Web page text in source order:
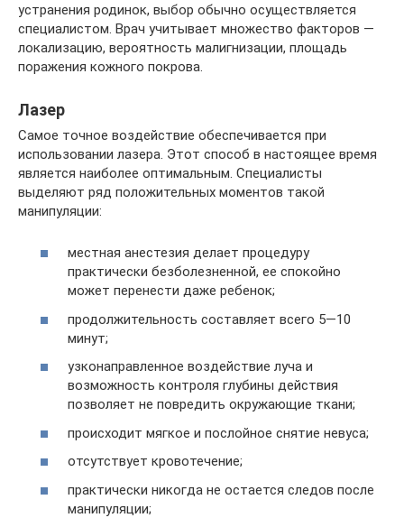
устранения родинок, выбор обычно осуществляется
специалистом. Врач учитывает множество факторов —
локализацию, вероятность малигнизации, площадь
поражения кожного покрова.
Лазер
Самое точное воздействие обеспечивается при
использовании лазера. Этот способ в настоящее время
является наиболее оптимальным. Специалисты
выделяют ряд положительных моментов такой
манипуляции:
местная анестезия делает процедуру
практически безболезненной, ее спокойно
может перенести даже ребенок;
продолжительность составляет всего 5—10
минут;
узконаправленное воздействие луча и
возможность контроля глубины действия
позволяет не повредить окружающие ткани;
происходит мягкое и послойное снятие невуса;
отсутствует кровотечение;
практически никогда не остается следов после
манипуляции;